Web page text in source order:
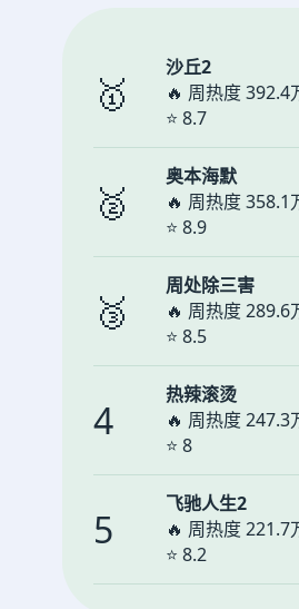
🥇
沙丘2
🔥 周热度 392.4
⭐ 8.7
🥈
奥本海默
🔥 周热度 358.1
⭐ 8.9
🥉
周处除三害
🔥 周热度 289.6
⭐ 8.5
4
热辣滚烫
🔥 周热度 247.3
⭐ 8
5
飞驰人生2
🔥 周热度 221.7
⭐ 8.2